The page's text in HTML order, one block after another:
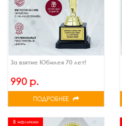
За взятие Юбилея 70 лет!
990 р.
ПОДРОБНЕЕ
В наличии